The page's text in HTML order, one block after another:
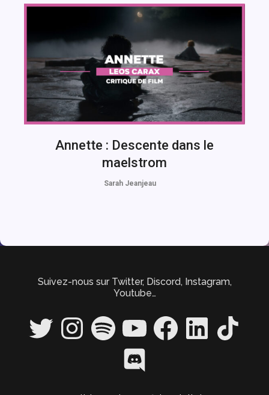
Annette : Descente dans le
maelstrom
Sarah Jeanjeau
Suivez-nous sur Twitter, Discord, Instagram,
Youtube…
Twitter InstagramSpotify YouTube FacebookLinkedIn TikTok
Discord